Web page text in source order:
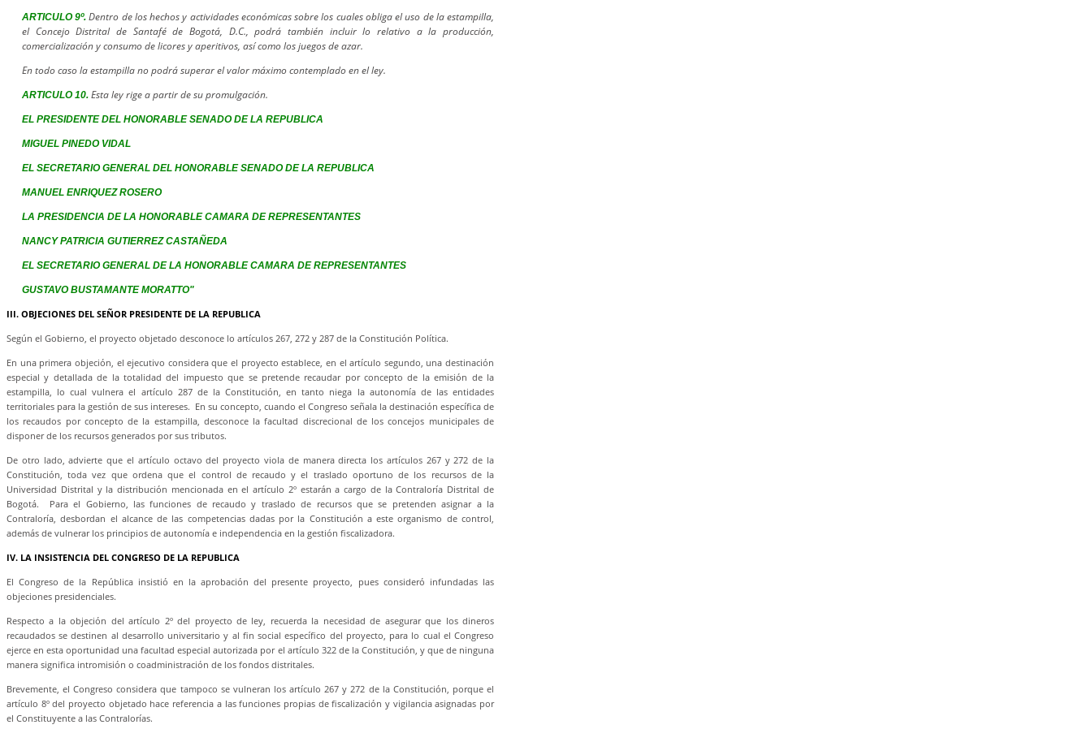
ARTICULO 9º.Dentro de los hechos y actividades económicas sobre los cuales obliga el uso de la estampilla,
el Concejo Distrital de Santafé de Bogotá, D.C., podrá también incluir lo relativo a la producción,
comercialización y consumo de licores y aperitivos, así como los juegos de azar.
En todo caso la estampilla no podrá superar el valor máximo contemplado en el ley.
ARTICULO 10. Esta ley rige a partir de su promulgación.
EL PRESIDENTE DEL HONORABLE SENADO DE LA REPUBLICA
MIGUEL PINEDO VIDAL
EL SECRETARIO GENERAL DEL HONORABLE SENADO DE LA REPUBLICA
MANUEL ENRIQUEZ ROSERO
LA PRESIDENCIA DE LA HONORABLE CAMARA DE REPRESENTANTES
NANCY PATRICIA GUTIERREZ CASTAÑEDA
EL SECRETARIO GENERAL DE LA HONORABLE CAMARA DE REPRESENTANTES
GUSTAVO BUSTAMANTE MORATTO"
III. OBJECIONES DEL SEÑOR PRESIDENTE DE LA REPUBLICA
Según el Gobierno, el proyecto objetado desconoce lo artículos 267, 272 y 287 de la Constitución Política.
En una primera objeción, el ejecutivo considera que el proyecto establece, en el artículo segundo, una destinación
especial y detallada de la totalidad del impuesto que se pretende recaudar por concepto de la emisión de la
estampilla, lo cual vulnera el artículo 287 de la Constitución, en tanto niega la autonomía de las entidades
territoriales para la gestión de sus intereses. En su concepto, cuando el Congreso señala la destinación específica de
los recaudos por concepto de la estampilla, desconoce la facultad discrecional de los concejos municipales de
disponer de los recursos generados por sus tributos.
De otro lado, advierte que el artículo octavo del proyecto viola de manera directa los artículos 267 y 272 de la
Constitución, toda vez que ordena que el control de recaudo y el traslado oportuno de los recursos de la
Universidad Distrital y la distribución mencionada en el artículo 2º estarán a cargo de la Contraloría Distrital de
Bogotá. Para el Gobierno, las funciones de recaudo y traslado de recursos que se pretenden asignar a la
Contraloría, desbordan el alcance de las competencias dadas por la Constitución a este organismo de control,
además de vulnerar los principios de autonomía e independencia en la gestión fiscalizadora.
IV. LA INSISTENCIA DEL CONGRESO DE LA REPUBLICA
El Congreso de la República insistió en la aprobación del presente proyecto, pues consideró infundadas las
objeciones presidenciales.
Respecto a la objeción del artículo 2º del proyecto de ley, recuerda la necesidad de asegurar que los dineros
recaudados se destinen al desarrollo universitario y al fin social específico del proyecto, para lo cual el Congreso
ejerce en esta oportunidad una facultad especial autorizada por el artículo 322 de la Constitución, y que de ninguna
manera significa intromisión o coadministración de los fondos distritales.
Brevemente, el Congreso considera que tampoco se vulneran los artículo 267 y 272 de la Constitución, porque el
artículo 8º del proyecto objetado hace referencia a las funciones propias de fiscalización y vigilancia asignadas por
el Constituyente a las Contralorías.